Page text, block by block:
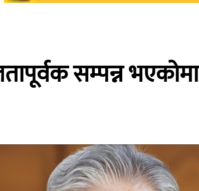
सम्पन्न